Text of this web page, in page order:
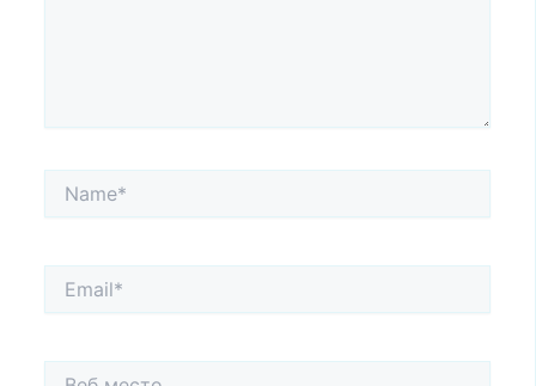
Name*
Email*
Веб